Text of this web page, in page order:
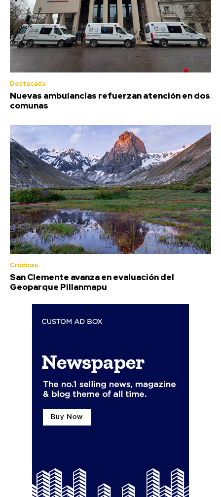
Destacada
Nuevas ambulancias refuerzan atención en dos
comunas
Crónicas
San Clemente avanza en evaluación del
Geoparque Pillanmapu